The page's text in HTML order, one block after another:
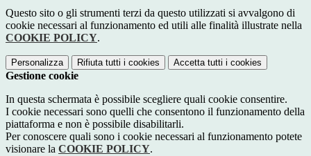
Questo sito o gli strumenti terzi da questo utilizzati si avvalgono di
cookie necessari al funzionamento ed utili alle finalità illustrate nella
COOKIE POLICY.
Personalizza Rifiuta tutti i cookies Accetta tutti i cookies
Gestione cookie
In questa schermata è possibile scegliere quali cookie consentire.
I cookie necessari sono quelli che consentono il funzionamento della
piattaforma e non è possibile disabilitarli.
Per conoscere quali sono i cookie necessari al funzionamento potete
visionare la COOKIE POLICY.